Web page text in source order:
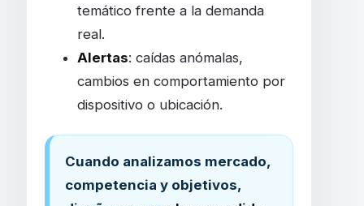
temático frente a la demanda
real.
Alertas: caídas anómalas,
cambios en comportamiento por
dispositivo o ubicación.
Cuando analizamos mercado,
competencia y objetivos,